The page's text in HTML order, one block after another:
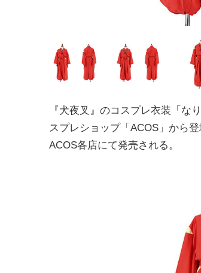
『犬夜叉』のコスプレ衣装「な
スプレショップ「ACOS」から
ACOS各店にて発売される。